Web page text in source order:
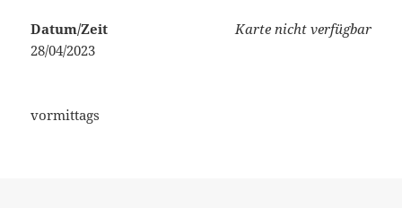
Karte nicht verfügbar
Datum/Zeit
28/04/2023
vormittags